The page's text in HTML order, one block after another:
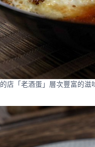
店「老酒蛋」層次豐富的